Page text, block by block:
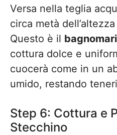
Versa nella teglia
circa metà
Questo è il
cottura dolce e
cuocerà come in un
umido, restando
Step 6: Cottura e
Stecchino